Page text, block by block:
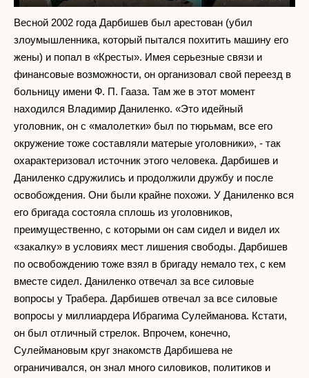
Play Mute SettingsPIP
Enter
Весной 2002 года Дарбишев был арестован (убил
злоумышленника, который пытался похитить машину его
жены) и попал в «Кресты». Имея серьезные связи и
финансовые возможности, он организовал свой переезд в
больницу имени Ф. П. Гааза. Там же в этот момент
находился Владимир Даниленко. «Это идейный
уголовник, он с «малолетки» был по тюрьмам, все его
окружение тоже составляли матерые уголовники», - так
охарактеризовал источник этого человека. Дарбишев и
Даниленко сдружились и продолжили дружбу и после
освобождения. Они были крайне похожи. У Даниленко вся
его бригада состояла сплошь из уголовников,
преимущественно, с которыми он сам сидел и видел их
«закалку» в условиях мест лишения свободы. Дарбишев
по освобождению тоже взял в бригаду немало тех, с кем
вместе сидел. Даниленко отвечал за все силовые
вопросы у Трабера. Дарбишев отвечал за все силовые
вопросы у миллиардера Ибрагима Сулейманова. Кстати,
он был отличный стрелок. Впрочем, конечно,
Сулеймановым круг знакомств Дарбишева не
ограничивался, он знал много силовиков, политиков и